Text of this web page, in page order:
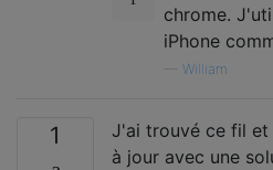
chrome.
iPhone
William
1
J'ai trouvé ce fil
à jour avec une